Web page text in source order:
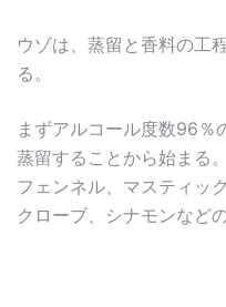
ウゾは、蒸留と香料の工
る。
まずアルコール度数96％
蒸留することから始まる
フェンネル、マスティッ
クローブ、シナモンなど